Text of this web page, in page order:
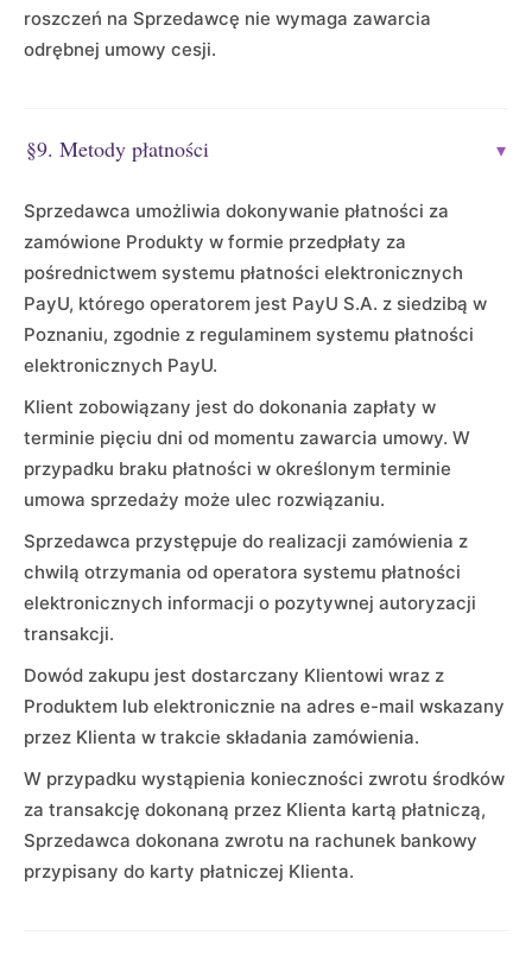
roszczeń na Sprzedawcę nie wymaga zawarcia
odrębnej umowy cesji.
§9. Metody płatności ▾
Sprzedawca umożliwia dokonywanie płatności za
zamówione Produkty w formie przedpłaty za
pośrednictwem systemu płatności elektronicznych
PayU, którego operatorem jest PayU S.A. z siedzibą w
Poznaniu, zgodnie z regulaminem systemu płatności
elektronicznych PayU.
Klient zobowiązany jest do dokonania zapłaty w
terminie pięciu dni od momentu zawarcia umowy. W
przypadku braku płatności w określonym terminie
umowa sprzedaży może ulec rozwiązaniu.
Sprzedawca przystępuje do realizacji zamówienia z
chwilą otrzymania od operatora systemu płatności
elektronicznych informacji o pozytywnej autoryzacji
transakcji.
Dowód zakupu jest dostarczany Klientowi wraz z
Produktem lub elektronicznie na adres e-mail wskazany
przez Klienta w trakcie składania zamówienia.
W przypadku wystąpienia konieczności zwrotu środków
za transakcję dokonaną przez Klienta kartą płatniczą,
Sprzedawca dokonana zwrotu na rachunek bankowy
przypisany do karty płatniczej Klienta.